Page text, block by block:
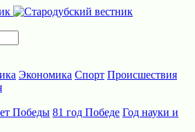
Экономика Спорт Происшествия
Победы 81 год Победе Год науки и